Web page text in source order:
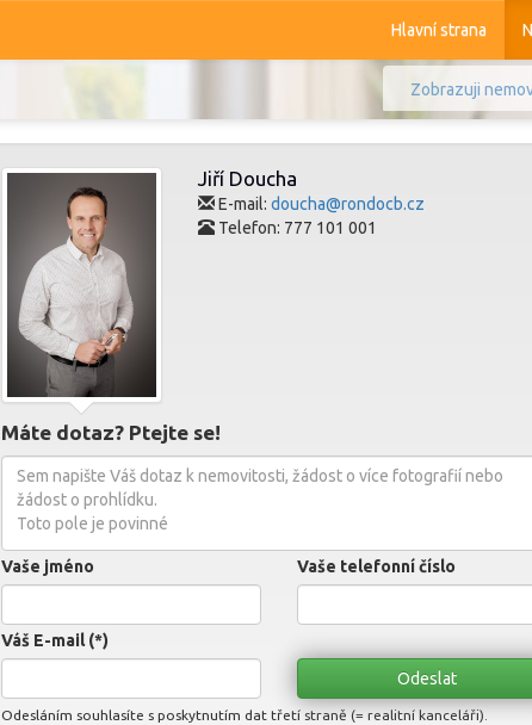
Hlavní strana
Zobrazuji
Jiří Doucha
E-mail:doucha@rondocb.cz
Telefon: 777 101 001
Máte dotaz? Ptejte se!
Vaše jméno Vaše telefonní číslo
Váš E-mail (*)
Odesláním souhlasíte s poskytnutím dat třetí straně (= realitní kanceláři).